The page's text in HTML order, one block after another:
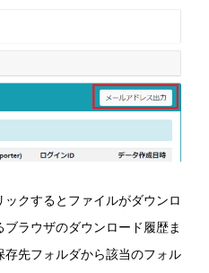
ックするとファイルがダウンロ
ラウザのダウンロード履歴ま
先フォルダから該当のフォル